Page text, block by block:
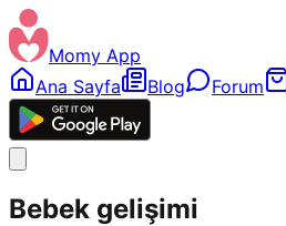
Momy App
Ana Sayfa
Blog Forum
Bebek gelişimi